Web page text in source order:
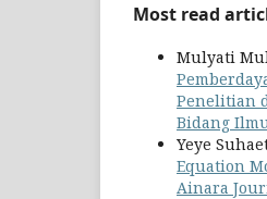
Most read
Mulyati
Penelitian
Bidang
Yeye
Equation
Ainara